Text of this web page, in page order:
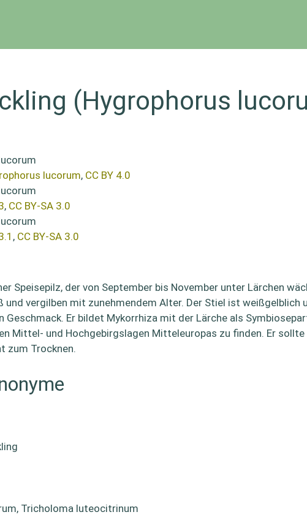
(Hygrophorus
lucorum, CC BY 4.0
, CC BY-SA 3.0
, CC BY-SA 3.0
Speisepilz, der von September bis November unter Lärchen
vergilben mit zunehmendem Alter. Der Stiel ist weißgelblich
Geschmack. Er bildet Mykorrhiza mit der Lärche als
Mittel- und Hochgebirgslagen Mitteleuropas zu finden. Er
zum Trocknen.
Tricholoma luteocitrinum